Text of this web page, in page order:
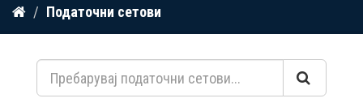
Прескокнете
содржина
Податочни сетови